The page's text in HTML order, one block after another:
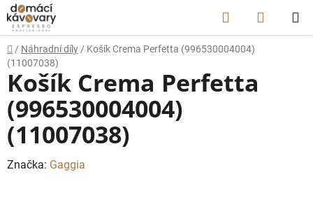
Přejít
na
obsah
Hledat
KOŠÍK
Domů
/ Náhradní díly / Košík Crema Perfetta (996530004004)
(11007038)
Košík Crema Perfetta
(996530004004)
(11007038)
Značka: Gaggia